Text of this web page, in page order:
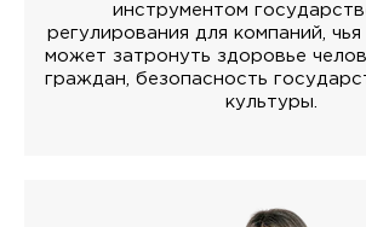
инструментом
регулирования для компаний, чья
может затронуть здоровье
граждан, безопасность
культуры.